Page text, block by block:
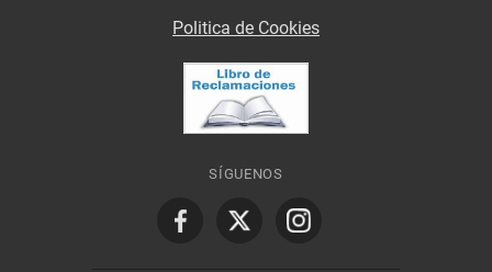
Politica de Cookies
SÍGUENOS